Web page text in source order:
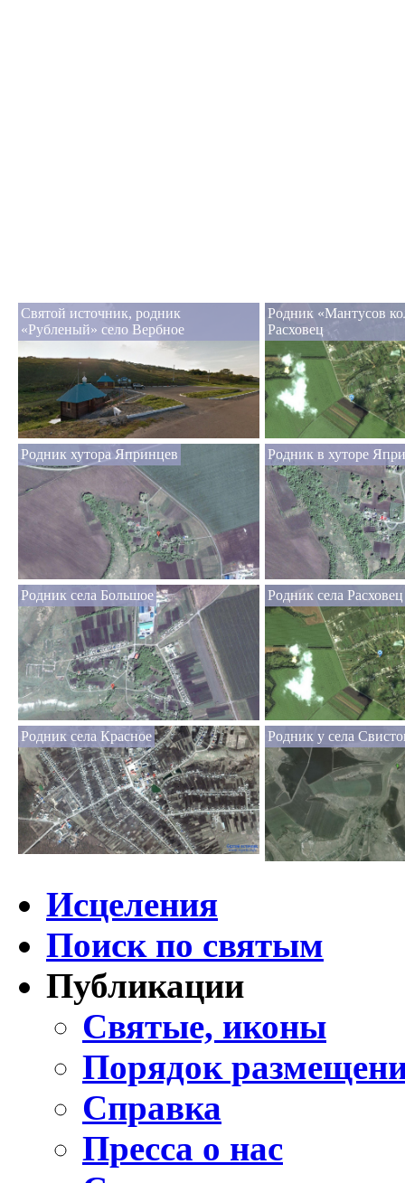
Святой источник, родник
«Рубленый» село Вербное
Родник «Мантусов
Расховец
Родник хутора Япринцев Родник в хуторе
Родник села Большое Родник села Расховец
Родник села Красное Родник у села
Исцеления
Поиск по святым
Публикации
Святые, иконы
Порядок
Справка
Пресса о нас